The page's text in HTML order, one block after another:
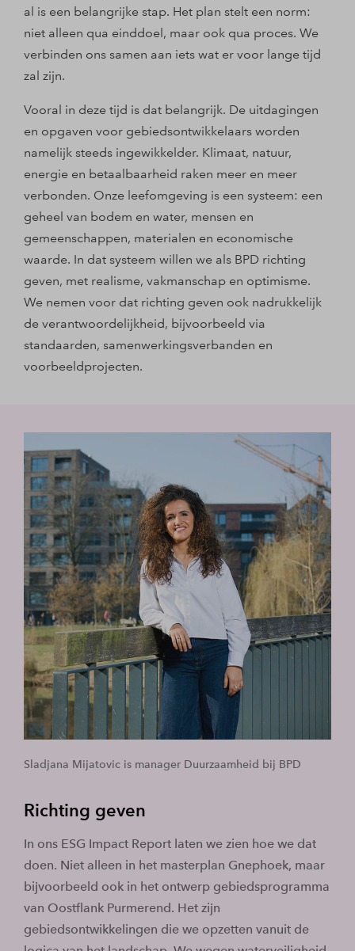
al is een belangrijke stap. Het plan stelt een norm:
niet alleen qua einddoel, maar ook qua proces. We
verbinden ons samen aan iets wat er voor lange tijd
zal zijn.
Vooral in deze tijd is dat belangrijk. De uitdagingen
en opgaven voor gebiedsontwikkelaars worden
namelijk steeds ingewikkelder. Klimaat, natuur,
energie en betaalbaarheid raken meer en meer
verbonden. Onze leefomgeving is een systeem: een
geheel van bodem en water, mensen en
gemeenschappen, materialen en economische
waarde. In dat systeem willen we als BPD richting
geven, met realisme, vakmanschap en optimisme.
We nemen voor dat richting geven ook nadrukkelijk
de verantwoordelijkheid, bijvoorbeeld via
standaarden, samenwerkingsverbanden en
voorbeeldprojecten.
Sladjana Mijatovic is manager Duurzaamheid bij BPD
Richting geven
In ons ESG Impact Report laten we zien hoe we dat
doen. Niet alleen in het masterplan Gnephoek, maar
bijvoorbeeld ook in het ontwerp gebiedsprogramma
van Oostflank Purmerend. Het zijn
gebiedsontwikkelingen die we opzetten vanuit de